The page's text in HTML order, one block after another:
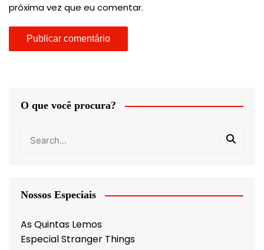
próxima vez que eu comentar.
O que você procura?
Nossos Especiais
As Quintas Lemos
Especial Stranger Things